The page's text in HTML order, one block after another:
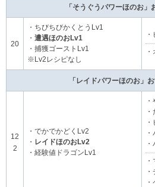
「そうぐうパワーほのお」
20
・ちびちびかくとうLv1
・ 遭遇ほのおLv1
・捕獲ゴーストLv1
※Lv2レシピなし
「レイドパワーほのお」
12
2
・でかでかどくLv2
・ レイドほのおLv2
・経験値ドラゴンLv1